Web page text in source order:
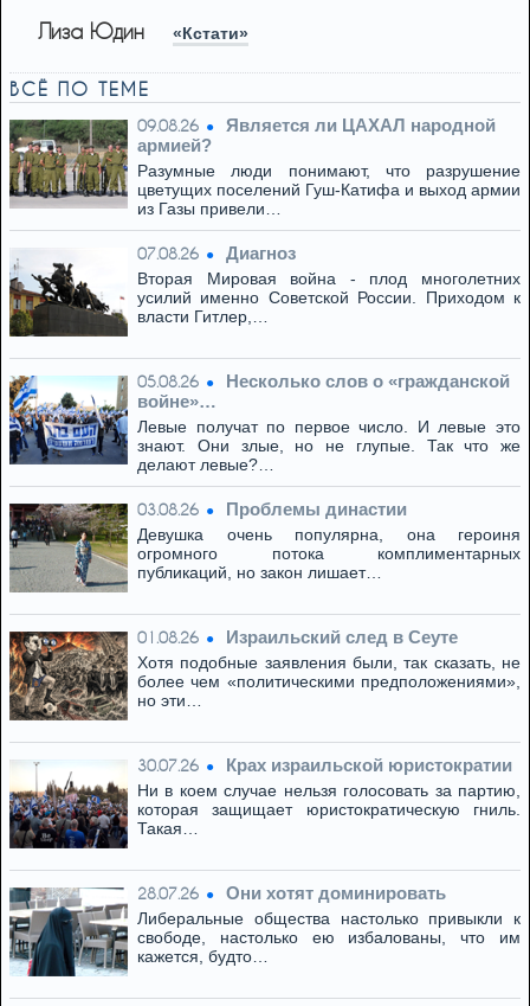
Лиза Юдин «Кстати»
ВСЁ ПО ТЕМЕ
09.08.26
Является ли ЦАХАЛ народной
армией?
Разумные люди понимают, что разрушение
цветущих поселений Гуш-Катифа и выход армии
из Газы привели…
07.08.26 Диагноз
Вторая Мировая война - плод многолетних
усилий именно Советской России. Приходом к
власти Гитлер,…
05.08.26
Несколько слов о «гражданской
войне»…
Левые получат по первое число. И левые это
знают. Они злые, но не глупые. Так что же
делают левые?…
03.08.26 Проблемы династии
Девушка очень популярна, она героиня
огромного потока комплиментарных
публикаций, но закон лишает…
01.08.26 Израильский след в Сеуте
Хотя подобные заявления были, так сказать, не
более чем «политическими предположениями»,
но эти…
30.07.26 Крах израильской юристократии
Ни в коем случае нельзя голосовать за партию,
которая защищает юристократическую гниль.
Такая…
28.07.26 Они хотят доминировать
Либеральные общества настолько привыкли к
свободе, настолько ею избалованы, что им
кажется, будто…